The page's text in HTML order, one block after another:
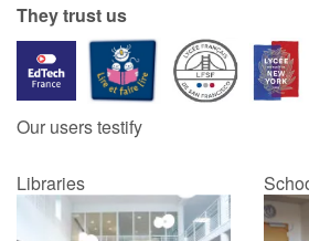
They trust us
Our users testify
Libraries